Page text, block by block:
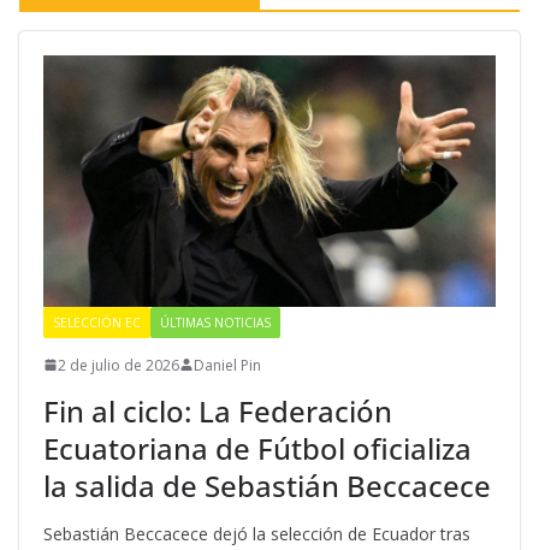
SELECCIÓN EC ÚLTIMAS NOTICIAS
2 de julio de 2026 Daniel Pin
Fin al ciclo: La Federación
Ecuatoriana de Fútbol oficializa
la salida de Sebastián Beccacece
Sebastián Beccacece dejó la selección de Ecuador tras